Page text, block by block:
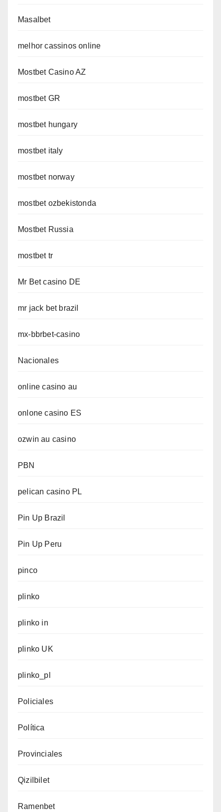
Masalbet
melhor cassinos online
Mostbet Casino AZ
mostbet GR
mostbet hungary
mostbet italy
mostbet norway
mostbet ozbekistonda
Mostbet Russia
mostbet tr
Mr Bet casino DE
mr jack bet brazil
mx-bbrbet-casino
Nacionales
online casino au
onlone casino ES
ozwin au casino
PBN
pelican casino PL
Pin Up Brazil
Pin Up Peru
pinco
plinko
plinko in
plinko UK
plinko_pl
Policiales
Política
Provinciales
Qizilbilet
Ramenbet